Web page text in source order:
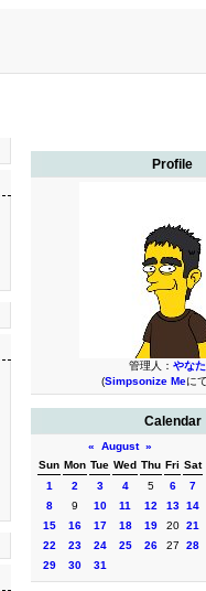
Profile
管理人： やなた
(Simpsonize Meに
Calendar
« August »
Sun Mon Tue Wed Thu Fri Sat
1
2 3 4 5 6
7
8
9 10 11 12 13 14
15
16 17 18 19 20 21
22
23 24 25 26 27
28
29
30 31